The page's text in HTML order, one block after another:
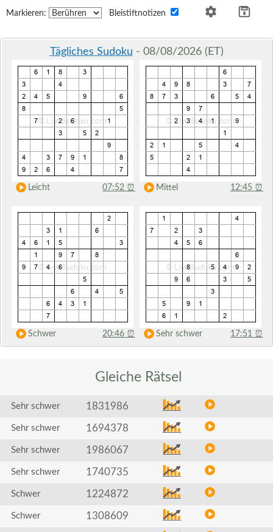
Markieren: Bleistiftnotizen
Tägliches Sudoku - 08/08/2026 (ET)
Leicht 07:52 ⏰ Mittel 12:45 ⏰
Schwer 20:46 ⏰ Sehr schwer 17:51 ⏰
Gleiche Rätsel
Sehr schwer 1831986
Sehr schwer 1694378
Sehr schwer 1986067
Sehr schwer 1740735
Schwer 1224872
Schwer 1308609